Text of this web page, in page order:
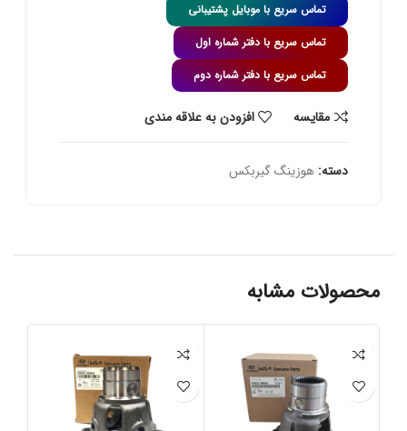
تماس سریع با موبایل پشتیبانی
تماس سریع با دفتر شماره اول
تماس سریع با دفتر شماره دوم
مقايسه افزودن به علاقه مندی
دسته: هوزینگ گیربکس
محصولات مشابه